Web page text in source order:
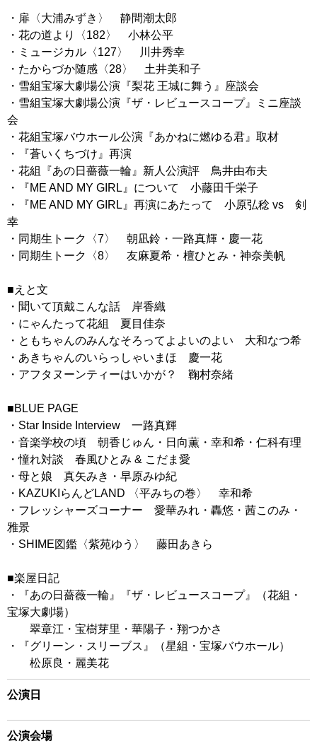
・扉〈大浦みずき〉 静間潮太郎
・花の道より〈182〉 小林公平
・ミュージカル〈127〉 川井秀幸
・たからづか随感〈28〉 土井美和子
・雪組宝塚大劇場公演『梨花 王城に舞う』座談会
・雪組宝塚大劇場公演『ザ・レビュースコープ』ミニ座談
会
・花組宝塚バウホール公演『あかねに燃ゆる君』取材
・『蒼いくちづけ』再演
・花組『あの日薔薇一輪』新人公演評 鳥井由布夫
・『ME AND MY GIRL』について 小藤田千栄子
・『ME AND MY GIRL』再演にあたって 小原弘稔 vs 剣
幸
・同期生トーク〈7〉 朝凪鈴・一路真輝・慶一花
・同期生トーク〈8〉 友麻夏希・檀ひとみ・神奈美帆
■えと文
・聞いて頂戴こんな話 岸香織
・にゃんたって花組 夏目佳奈
・ともちゃんのみんなそろってよよいのよい 大和なつ希
・あきちゃんのいらっしゃいまほ 慶一花
・アフタヌーンティーはいかが？ 鞠村奈緒
■BLUE PAGE
・Star Inside Interview 一路真輝
・音楽学校の頃 朝香じゅん・日向薫・幸和希・仁科有理
・憧れ対談 春風ひとみ & こだま愛
・母と娘 真矢みき・早原みゆ紀
・KAZUKIらんどLAND 〈平みちの巻〉 幸和希
・フレッシャーズコーナー 愛華みれ・轟悠・茜このみ・
雅景
・SHIME図鑑〈紫苑ゆう〉 藤田あきら
■楽屋日記
・『あの日薔薇一輪』『ザ・レビュースコープ』（花組・
宝塚大劇場）
翠章江・宝樹芽里・華陽子・翔つかさ
・『グリーン・スリーブス』（星組・宝塚バウホール）
松原良・麗美花
公演日
公演会場